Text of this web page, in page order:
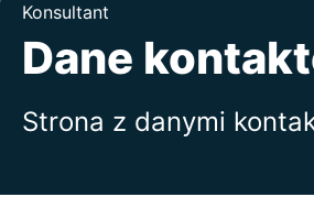
Serwis
Przedsiębiorstwo
Kontakt
Ameryka Północna
Konsultant
Dane
Strona z danymi